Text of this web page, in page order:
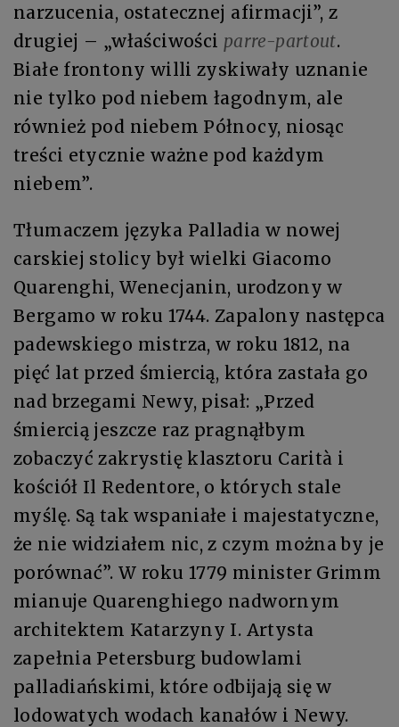
narzucenia, ostatecznej afirmacji”, z
drugiej – „właściwości parre-partout.
Białe frontony willi zyskiwały uznanie
nie tylko pod niebem łagodnym, ale
również pod niebem Północy, niosąc
treści etycznie ważne pod każdym
niebem”.
Tłumaczem języka Palladia w nowej
carskiej stolicy był wielki Giacomo
Quarenghi, Wenecjanin, urodzony w
Bergamo w roku 1744. Zapalony następca
padewskiego mistrza, w roku 1812, na
pięć lat przed śmiercią, która zastała go
nad brzegami Newy, pisał: „Przed
śmiercią jeszcze raz pragnąłbym
zobaczyć zakrystię klasztoru Carità i
kościół Il Redentore, o których stale
myślę. Są tak wspaniałe i majestatyczne,
że nie widziałem nic, z czym można by je
porównać”. W roku 1779 minister Grimm
mianuje Quarenghiego nadwornym
architektem Katarzyny I. Artysta
zapełnia Petersburg budowlami
palladiańskimi, które odbijają się w
lodowatych wodach kanałów i Newy.